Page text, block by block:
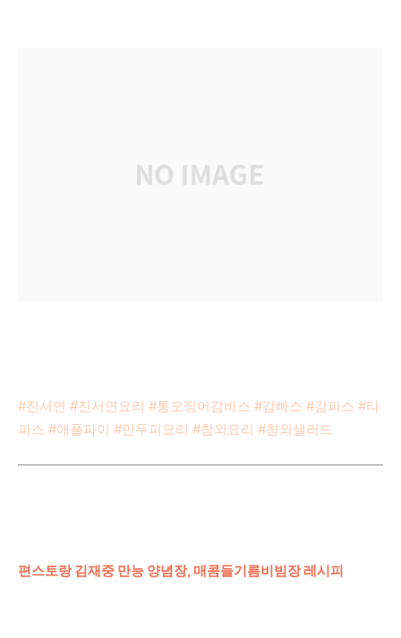
#진서연 #진서연요리 #통오징어감바스 #감빠스 #감파스 #타
파스 #애플파이 #만두피요리 #참외요리 #참외샐러드
편스토랑 김재중 만능 양념장, 매콤들기름비빔장 레시피